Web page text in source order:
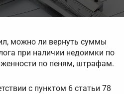
можно ли вернуть суммы
при наличии недоимки по
по пеням, штрафам.
с пунктом 6 статьи 78